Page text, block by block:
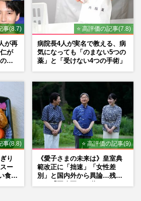
事(8.7)
が再
が
刑
⭐ 高評価の記事(7.8)
病院長4人が実名で教える、病
気になっても「のまない5つの
薬」と「受けない4つの手術」
事(8.8)
り
ー
食
⭐ 高評価の記事(9)
《愛子さまの未来は》皇室典
範改正に「拙速」「女性差
別」と国内外から異論…残さ